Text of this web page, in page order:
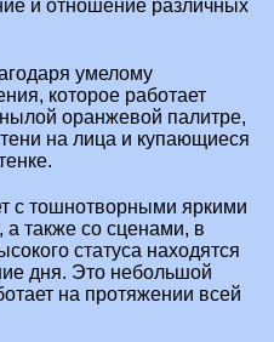
и отношение различных
умелому
которое работает
оранжевой палитре,
на лица и купающиеся
с тошнотворными яркими
также со сценами, в
статуса находятся
дня. Это небольшой
на протяжении всей